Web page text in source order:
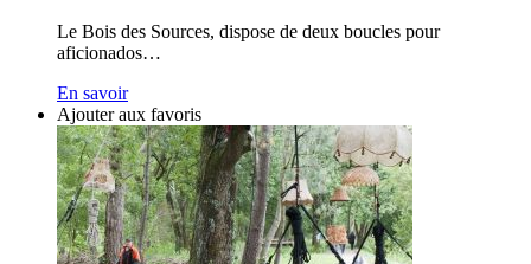
Le Bois des Sources, dispose de deux boucles pour
aficionados…
En savoir
Ajouter aux favoris